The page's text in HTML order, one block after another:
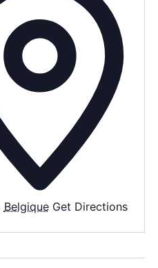
Belgique Get Directions